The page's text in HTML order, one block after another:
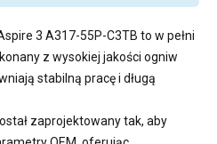
3 A317-55P-C3TB to w pełni
z wysokiej jakości ogniw
stabilną pracę i długą
zaprojektowany tak, aby